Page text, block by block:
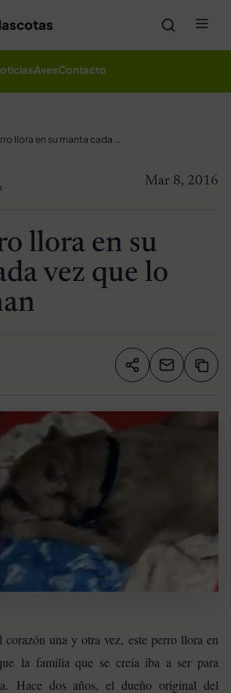
AvesContacto
Este perro llora en su manta cada vez que lo abandonan
Mar 8, 2016
llora en su
vez que lo
Compartir
una y otra vez, este perro llora en
la familia que se creía iba a ser para
Hace dos años, el dueño original del